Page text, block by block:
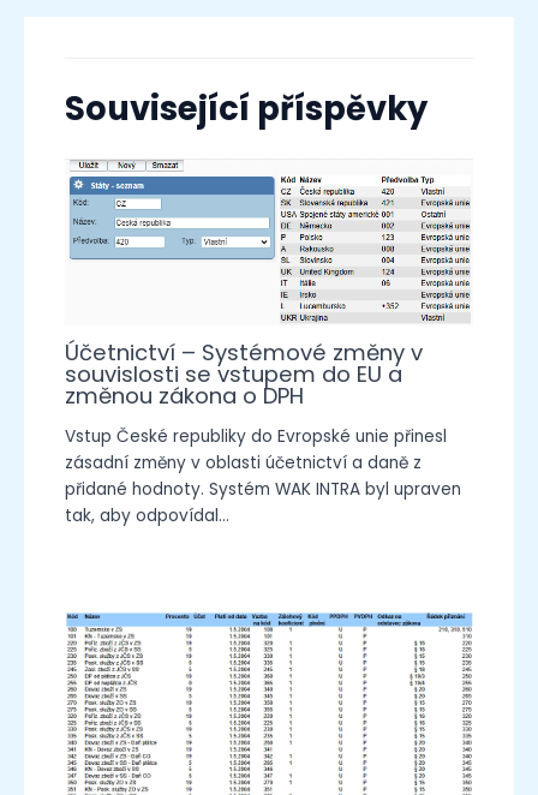
Související příspěvky
Účetnictví – Systémové změny v
souvislosti se vstupem do EU a
změnou zákona o DPH
Vstup České republiky do Evropské unie přinesl
zásadní změny v oblasti účetnictví a daně z
přidané hodnoty. Systém WAK INTRA byl upraven
tak, aby odpovídal…